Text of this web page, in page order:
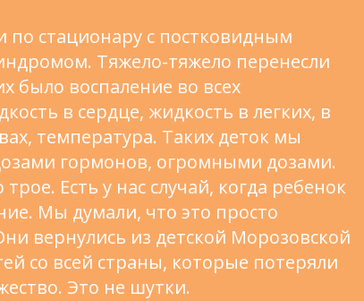
по стационару с постковидным
Тяжело-тяжело перенесли
было воспаление во всех
в сердце, жидкость в легких, в
температура. Таких деток мы
гормонов, огромными дозами.
Есть у нас случай, когда ребенок
Мы думали, что это просто
вернулись из детской Морозовской
со всей страны, которые потеряли
Это не шутки.